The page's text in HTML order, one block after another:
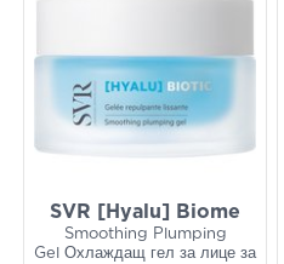
SVR [Hyalu] Biome
Smoothing Plumping
Gel Охлаждащ гел за лице за